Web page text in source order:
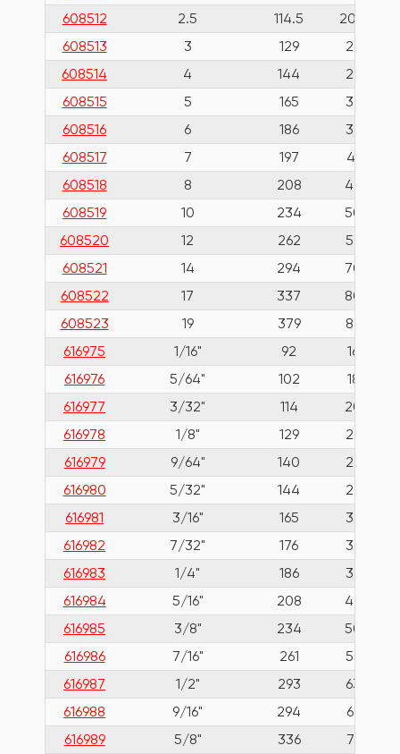
608512
2.5 114.5
20.5
608513
3 129
23
608514
4 144
29
608515
5 165
33
608516
6 186
38
608517
7 197
41
608518
8 208
44
608519
10 234
50
608520
12 262
57
608521
14 294
70
608522
17 337
80
608523
19 379
89
616975
1/16" 92
16
616976
5/64" 102
18
616977
3/32" 114
20
616978
1/8" 129
23
616979
9/64" 140
26
616980
5/32" 144
29
616981
3/16" 165
33
616982
7/32" 176
36
616983
1/4" 186
38
616984
5/16" 208
44
616985
3/8" 234
50
616986
7/16" 261
53
616987
1/2" 293
63
616988
9/16" 294
69
616989
5/8" 336 76